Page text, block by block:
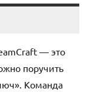
— это
поручить
Команда